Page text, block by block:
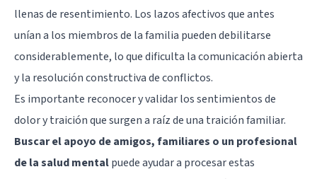
llenas de resentimiento. Los lazos afectivos que antes
unían a los miembros de la familia pueden debilitarse
considerablemente, lo que dificulta la comunicación abierta
y la resolución constructiva de conflictos.
Es importante reconocer y validar los sentimientos de
dolor y traición que surgen a raíz de una traición familiar.
Buscar el apoyo de amigos, familiares o un profesional
de la salud mentalpuede ayudar a procesar estas